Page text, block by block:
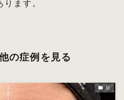
ます。
の症例を見る
目